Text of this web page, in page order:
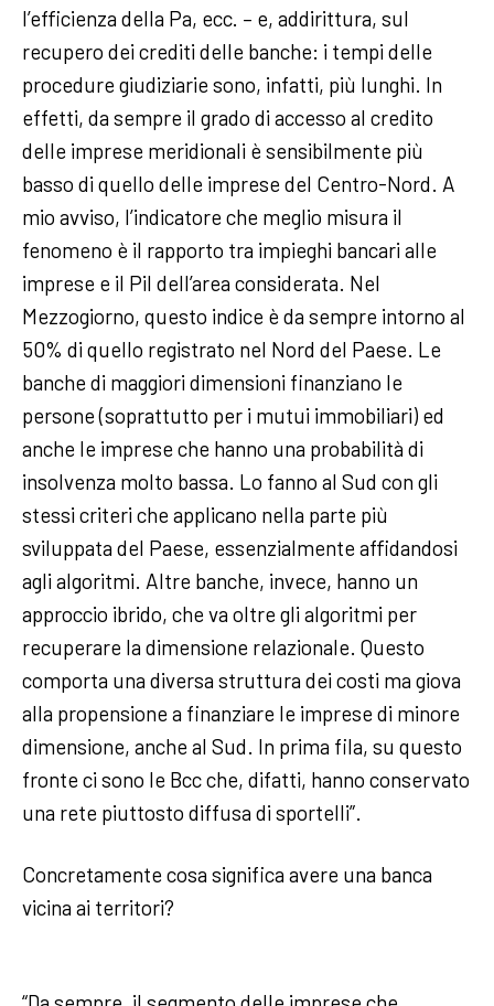
l’efficienza della Pa, ecc. – e, addirittura, sul
recupero dei crediti delle banche: i tempi delle
procedure giudiziarie sono, infatti, più lunghi. In
effetti, da sempre il grado di accesso al credito
delle imprese meridionali è sensibilmente più
basso di quello delle imprese del Centro-Nord. A
mio avviso, l’indicatore che meglio misura il
fenomeno è il rapporto tra impieghi bancari alle
imprese e il Pil dell’area considerata. Nel
Mezzogiorno, questo indice è da sempre intorno al
50% di quello registrato nel Nord del Paese. Le
banche di maggiori dimensioni finanziano le
persone (soprattutto per i mutui immobiliari) ed
anche le imprese che hanno una probabilità di
insolvenza molto bassa. Lo fanno al Sud con gli
stessi criteri che applicano nella parte più
sviluppata del Paese, essenzialmente affidandosi
agli algoritmi. Altre banche, invece, hanno un
approccio ibrido, che va oltre gli algoritmi per
recuperare la dimensione relazionale. Questo
comporta una diversa struttura dei costi ma giova
alla propensione a finanziare le imprese di minore
dimensione, anche al Sud. In prima fila, su questo
fronte ci sono le Bcc che, difatti, hanno conservato
una rete piuttosto diffusa di sportelli”.
Concretamente cosa significa avere una banca
vicina ai territori?